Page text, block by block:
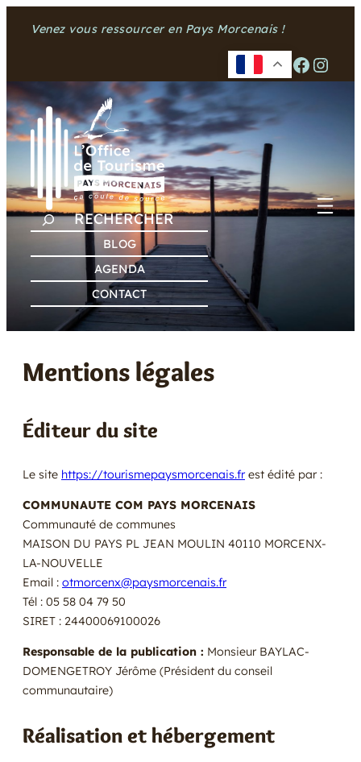
Venez vous ressourcer en Pays Morcenais !
Facebook Instagram
R
C
H
H
E
BLOG
AGENDA
CONTACT
Mentions légales
Éditeur du site
Le site https://tourismepaysmorcenais.frest édité par :
COMMUNAUTE COM PAYS MORCENAIS
Communauté de communes
MAISON DU PAYS PL JEAN MOULIN 40110 MORCENX-
LA-NOUVELLE
Email : otmorcenx@paysmorcenais.fr
Tél : 05 58 04 79 50
SIRET : 24400069100026
Responsable de la publication : Monsieur BAYLAC-
DOMENGETROY Jérôme (Président du conseil
communautaire)
Réalisation et hébergement